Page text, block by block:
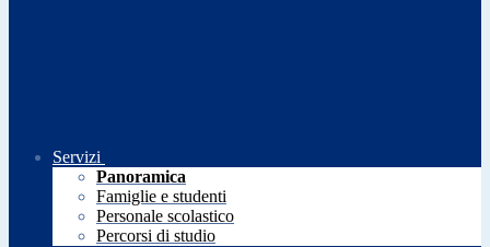
Servizi
Panoramica
Famiglie e studenti
Personale scolastico
Percorsi di studio